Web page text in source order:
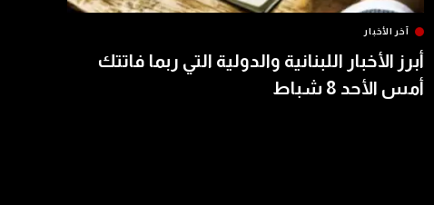
آخر الأخبار
أبرز الأخبار اللبنانية والدولية التي ربما فاتتك
أمس الأحد 8 شباط